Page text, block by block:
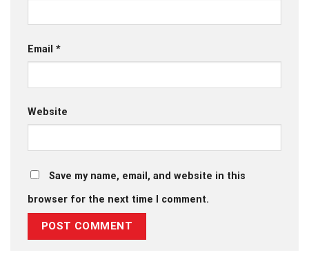
Email *
Website
Save my name, email, and website in this
browser for the next time I comment.